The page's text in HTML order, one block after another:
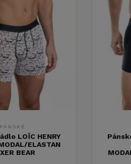
PÁNSKÉ
LOÏC HENRY
ELASTAN
BEAR